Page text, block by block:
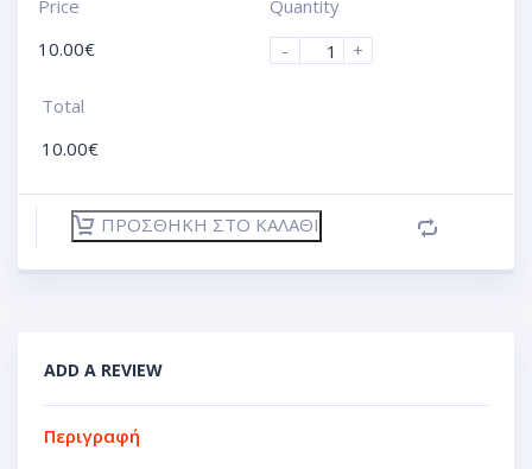
Price
10.00€
Quantity
-
+
Total
10.00€
ΠΡΟΣΘΉΚΗ ΣΤΟ ΚΑΛΆΘΙ
ADD A REVIEW
Περιγραφή